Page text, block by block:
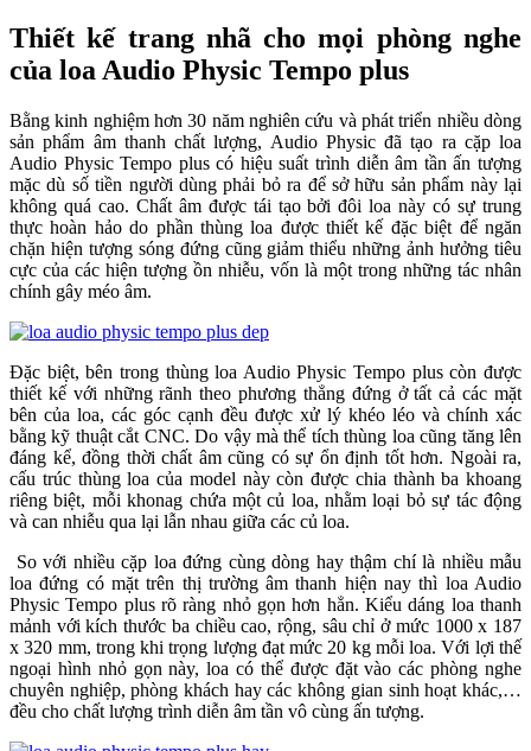
Thiết kế trang nhã cho mọi phòng nghe
của loa Audio Physic Tempo plus
Bằng kinh nghiệm hơn 30 năm nghiên cứu và phát triển nhiều dòng
sản phẩm âm thanh chất lượng, Audio Physic đã tạo ra cặp loa
Audio Physic Tempo plus có hiệu suất trình diễn âm tần ấn tượng
mặc dù số tiền người dùng phải bỏ ra để sở hữu sản phẩm này lại
không quá cao. Chất âm được tái tạo bởi đôi loa này có sự trung
thực hoàn hảo do phần thùng loa được thiết kế đặc biệt để ngăn
chặn hiện tượng sóng đứng cũng giảm thiểu những ảnh hưởng tiêu
cực của các hiện tượng ồn nhiễu, vốn là một trong những tác nhân
chính gây méo âm.
Đặc biệt, bên trong thùng loa Audio Physic Tempo plus còn được
thiết kế với những rãnh theo phương thẳng đứng ở tất cả các mặt
bên của loa, các góc cạnh đều được xử lý khéo léo và chính xác
bằng kỹ thuật cắt CNC. Do vậy mà thể tích thùng loa cũng tăng lên
đáng kể, đồng thời chất âm cũng có sự ổn định tốt hơn. Ngoài ra,
cấu trúc thùng loa của model này còn được chia thành ba khoang
riêng biệt, mỗi khonag chứa một củ loa, nhằm loại bỏ sự tác động
và can nhiễu qua lại lẫn nhau giữa các củ loa.
So với nhiều cặp loa đứng cùng dòng hay thậm chí là nhiều mẫu
loa đứng có mặt trên thị trường âm thanh hiện nay thì loa Audio
Physic Tempo plus rõ ràng nhỏ gọn hơn hẳn. Kiểu dáng loa thanh
mảnh với kích thước ba chiều cao, rộng, sâu chỉ ở mức 1000 x 187
x 320 mm, trong khi trọng lượng đạt mức 20 kg mỗi loa. Với lợi thế
ngoại hình nhỏ gọn này, loa có thể được đặt vào các phòng nghe
chuyên nghiệp, phòng khách hay các không gian sinh hoạt khác,…
đều cho chất lượng trình diễn âm tần vô cùng ấn tượng.